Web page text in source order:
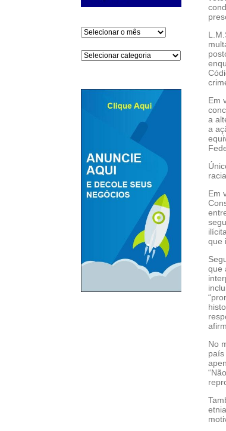
Arquivos
Categorias
Em
a
a
Em
que
que
No